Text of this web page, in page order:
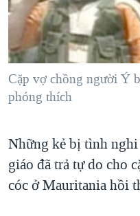
"Tìm"NGƯỜI VIỆT HẢI NGOẠI
ĐỜI SỐNG
KINH TẾ
KHOA HỌC
VĂN HOÁ
THỂ THAO
GIÁO DỤC
TẠI
HÀNH TRÌNH BẦU CỬ
MỘT NĂM CHIẾN
GIẢI MÃ VÀNH ĐAI &
NGÀY TỊ NẠN THẾ GIỚI
GROUND ZERO – XƯA
CHI PHÍ CHIẾN TRANH
VIDEO
NGHE
MẠNG XÃ HỘI
Ngôn ngữ khác
Cặp vợ chồng người Ý
phóng thích
Những kẻ bị tình
giáo đã trả tự do cho
cóc ở Mauritania hồi